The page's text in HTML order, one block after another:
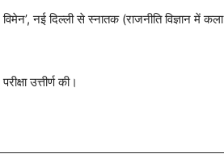
नई दिल्ली से स्नातक (राजनीति विज्ञान में कला
उत्तीर्ण की।